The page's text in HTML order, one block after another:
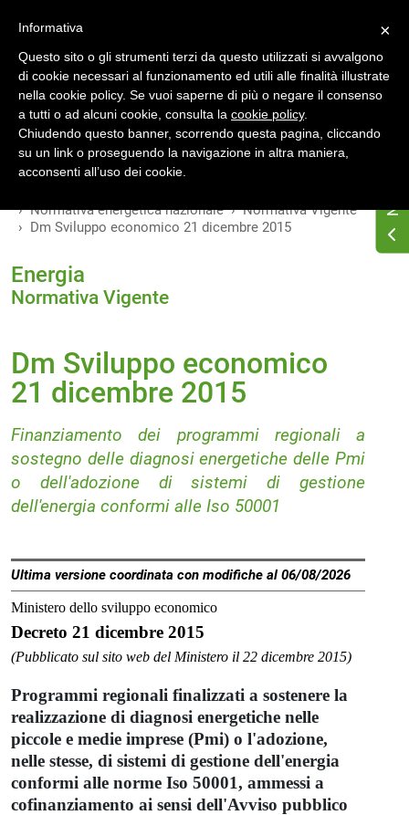
INDICE VERSIONI
MODIFICHE
Normativa energetica nazionale
Normativa Vigente
Dm Sviluppo economico 21 dicembre 2015
Energia
Normativa Vigente
Dm Sviluppo economico
21 dicembre 2015
Finanziamento dei programmi regionali a
sostegno delle diagnosi energetiche delle Pmi
o dell'adozione di sistemi di gestione
dell'energia conformi alle Iso 50001
Ultima versione coordinata con modifiche al 06/08/2026
Ministero dello sviluppo economico
Decreto 21 dicembre 2015
(Pubblicato sul sito web del Ministero il 22 dicembre 2015)
Programmi regionali finalizzati a sostenere la
realizzazione di diagnosi energetiche nelle
piccole e medie imprese (Pmi) o l'adozione,
nelle stesse, di sistemi di gestione dell'energia
conformi alle norme Iso 50001, ammessi a
cofinanziamento ai sensi dell'Avviso pubblico
×
Informativa
Questo sito o gli strumenti terzi da questo utilizzati si avvalgono
di cookie necessari al funzionamento ed utili alle finalità illustrate
nella cookie policy. Se vuoi saperne di più o negare il consenso
a tutti o ad alcuni cookie, consulta la cookie policy.
Chiudendo questo banner, scorrendo questa pagina, cliccando
su un link o proseguendo la navigazione in altra maniera,
acconsenti all’uso dei cookie.